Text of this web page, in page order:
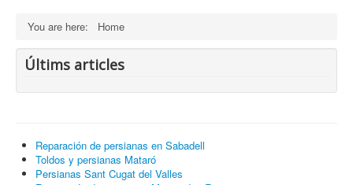
You are here: Home
Últims articles
Reparación de persianas en Sabadell
Toldos y persianas Mataró
Persianas Sant Cugat del Valles